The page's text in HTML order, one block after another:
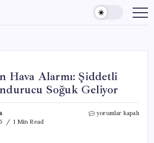
Hava Alarmı: Şiddetli
Soğuk Geliyor
1 Min Read
İstanbul
yorumlar kapalı